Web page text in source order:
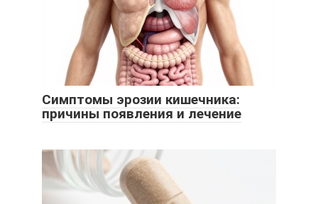
Симптомы эрозии кишечника:
причины появления и лечение